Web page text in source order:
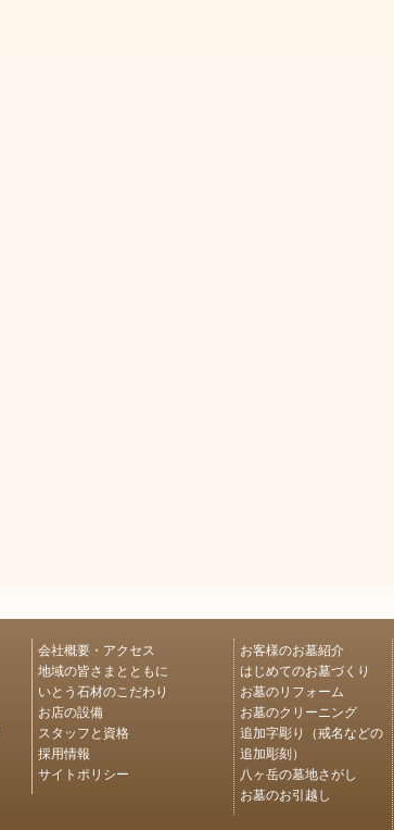
会社概要・アクセス
地域の皆さまとともに
いとう石材のこだわり
お店の設備
スタッフと資格
採用情報
サイトポリシー
お客様のお墓紹介
はじめてのお墓づくり
お墓のリフォーム
お墓のクリーニング
追加字彫り（戒名などの
追加彫刻）
八ヶ岳の墓地さがし
お墓のお引越し